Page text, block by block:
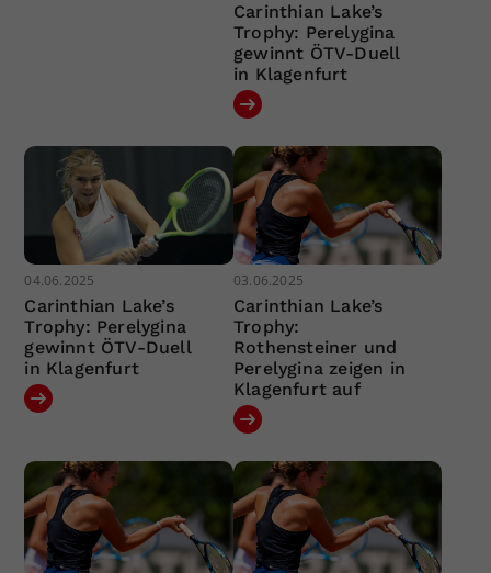
Carinthian Lake’s
Trophy: Perelygina
gewinnt ÖTV-Duell
in Klagenfurt
04.06.2025
Carinthian Lake’s
Trophy: Perelygina
gewinnt ÖTV-Duell
in Klagenfurt
03.06.2025
Carinthian Lake’s
Trophy:
Rothensteiner und
Perelygina zeigen in
Klagenfurt auf